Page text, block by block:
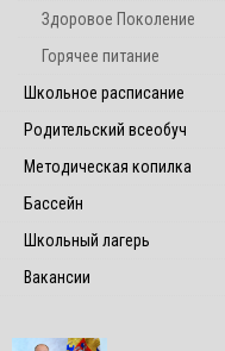
Здоровое Поколение
Горячее питание
Школьное расписание
Родительский всеобуч
Методическая копилка
Бассейн
Школьный лагерь
Вакансии